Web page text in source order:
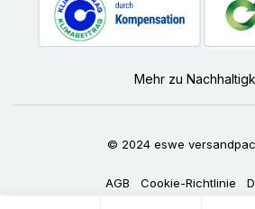
Mehr zu
© 2024 eswe
AGB Cookie-Richtlinie